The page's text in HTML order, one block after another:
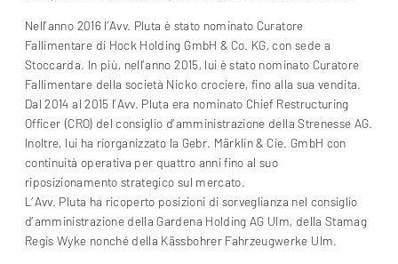
Nell’anno 2016 l’Avv. Pluta è stato nominato Curatore
Fallimentare di Hock Holding GmbH & Co. KG, con sede a
Stoccarda. In più, nell’anno 2015, lui è stato nominato Curatore
Fallimentare della società Nicko crociere, fino alla sua vendita.
Dal 2014 al 2015 l’Avv. Pluta era nominato Chief Restructuring
Officer (CRO) del consiglio d’amministrazione della Strenesse AG.
Inoltre, lui ha riorganizzato la Gebr. Märklin & Cie. GmbH con
continuità operativa per quattro anni fino al suo
riposizionamento strategico sul mercato.
L’Avv. Pluta ha ricoperto posizioni di sorveglianza nel consiglio
d’amministrazione della Gardena Holding AG Ulm, della Stamag
Regis Wyke nonché della Kässbohrer Fahrzeugwerke Ulm.